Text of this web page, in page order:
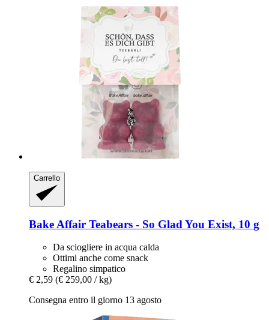
Carrello
Bake Affair Teabears -​ So Glad You Exist, 10 g
Da sciogliere in acqua calda
Ottimi anche come snack
Regalino simpatico
€ 2,59 (€ 259,00 / kg)
Consegna entro il giorno 13 agosto